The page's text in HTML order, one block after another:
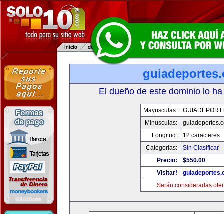
El dueño de este dominio lo
Mayusculas:
Minusculas:
Longitud:
12 caracteres
Categorias:
Sin Clasificar
Precio:
$550.00
Visitar!
Serán consideradas